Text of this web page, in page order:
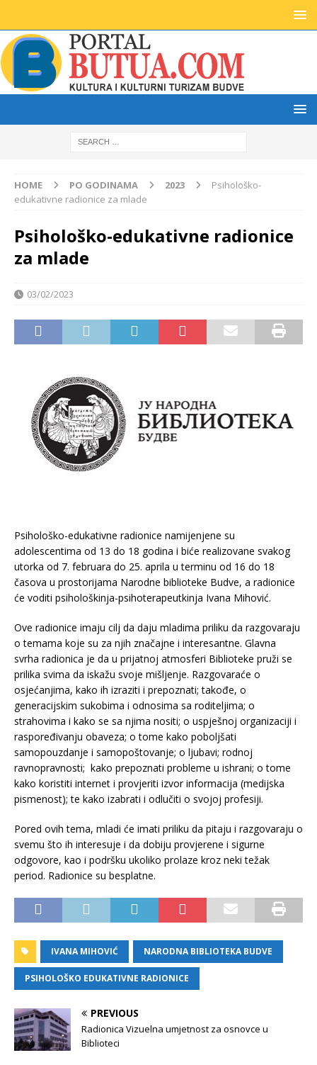
HOME PO GODINAMA 2023
Psihološko-
edukativne radionice za mlade
Psihološko-edukativne radionice
za mlade
03/02/2023
Psihološko-edukativne radionice namijenjene su
adolescentima od 13 do 18 godina i biće realizovane svakog
utorka od 7. februara do 25. aprila u terminu od 16 do 18
časova u prostorijama Narodne biblioteke Budve, a radionice
će voditi psihološkinja-psihoterapeutkinja Ivana Mihović.
Ove radionice imaju cilj da daju mladima priliku da razgovaraju
o temama koje su za njih značajne i interesantne. Glavna
svrha radionica je da u prijatnoj atmosferi Biblioteke pruži se
prilika svima da iskažu svoje mišljenje. Razgovaraće o
osjećanjima, kako ih izraziti i prepoznati; takođe, o
generacijskim sukobima i odnosima sa roditeljima; o
strahovima i kako se sa njima nositi; o uspješnoj organizaciji i
raspoređivanju obaveza; o tome kako poboljšati
samopouzdanje i samopoštovanje; o ljubavi; rodnoj
ravnopravnosti; kako prepoznati probleme u ishrani; o tome
kako koristiti internet i provjeriti izvor informacija (medijska
pismenost); te kako izabrati i odlučiti o svojoj profesiji.
Pored ovih tema, mladi će imati priliku da pitaju i razgovaraju o
svemu što ih interesuje i da dobiju provjerene i sigurne
odgovore, kao i podršku ukoliko prolaze kroz neki težak
period. Radionice su besplatne.
IVANA MIHOVIĆ NARODNA BIBLIOTEKA BUDVE
PSIHOLOŠKO EDUKATIVNE RADIONICE
PREVIOUS
Radionica Vizuelna umjetnost za osnovce u
Biblioteci